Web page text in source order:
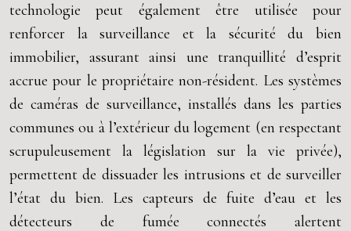
technologie peut également être utilisée pour
renforcer la surveillance et la sécurité du bien
immobilier, assurant ainsi une tranquillité d’esprit
accrue pour le propriétaire non-résident. Les systèmes
de caméras de surveillance, installés dans les parties
communes ou à l’extérieur du logement (en respectant
scrupuleusement la législation sur la vie privée),
permettent de dissuader les intrusions et de surveiller
l’état du bien. Les capteurs de fuite d’eau et les
détecteurs de fumée connectés alertent